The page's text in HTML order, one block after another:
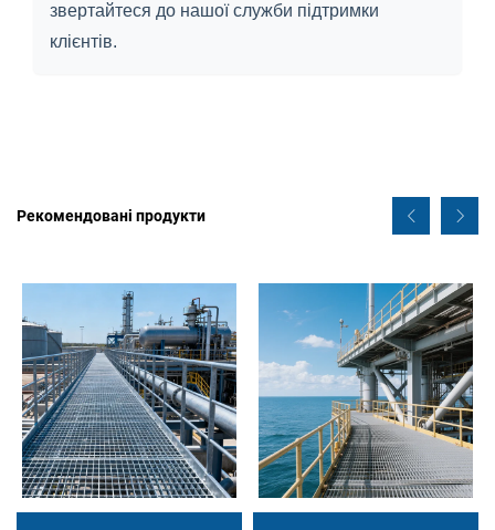
звертайтеся до нашої служби підтримки
клієнтів.
Рекомендовані продукти